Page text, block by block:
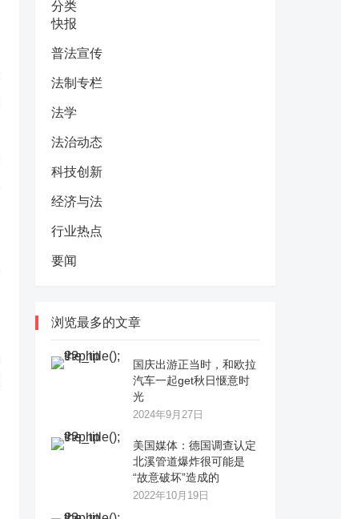
分类
快报
普法宣传
法制专栏
法学
法治动态
科技创新
经济与法
行业热点
要闻
浏览最多的文章
国庆出游正当时，和欧拉
汽车一起get秋日惬意时
光
2024年9月27日
美国媒体：德国调查认定
北溪管道爆炸很可能是
“故意破坏”造成的
2022年10月19日